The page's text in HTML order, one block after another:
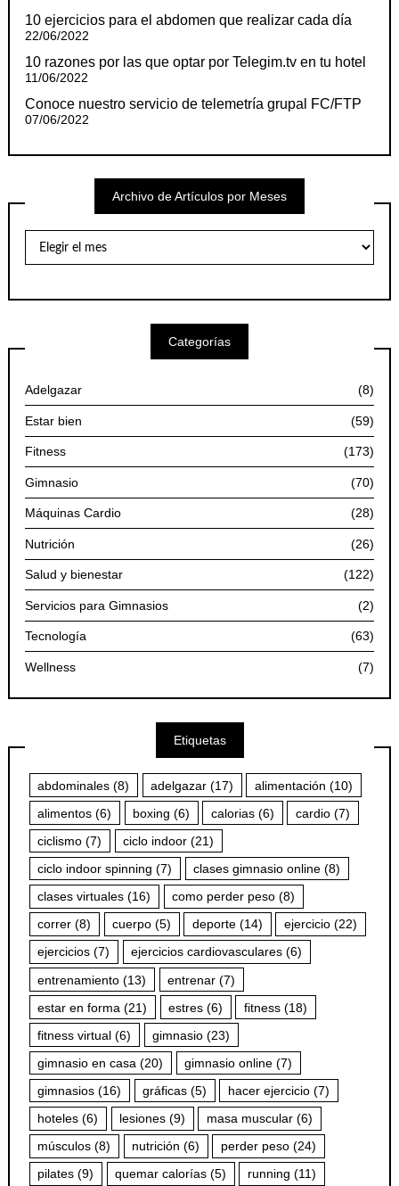
10 ejercicios para el abdomen que realizar cada día
22/06/2022
10 razones por las que optar por Telegim.tv en tu hotel
11/06/2022
Conoce nuestro servicio de telemetría grupal FC/FTP
07/06/2022
Archivo de Artículos por Meses
Artículos
Categorías
Adelgazar (8)
Estar bien (59)
Fitness (173)
Gimnasio (70)
Máquinas Cardio (28)
Nutrición (26)
Salud y bienestar (122)
Servicios para Gimnasios (2)
Tecnología (63)
Wellness (7)
Etiquetas
abdominales (8) adelgazar (17) alimentación (10)
alimentos (6) boxing (6) calorias (6) cardio (7)
ciclismo (7) ciclo indoor (21)
ciclo indoor spinning (7) clases gimnasio online (8)
clases virtuales (16) como perder peso (8)
correr (8) cuerpo (5) deporte (14) ejercicio (22)
ejercicios (7) ejercicios cardiovasculares (6)
entrenamiento (13) entrenar (7)
estar en forma (21) estres (6) fitness (18)
fitness virtual (6) gimnasio (23)
gimnasio en casa (20) gimnasio online (7)
gimnasios (16) gráficas (5) hacer ejercicio (7)
hoteles (6) lesiones (9) masa muscular (6)
músculos (8) nutrición (6) perder peso (24)
pilates (9) quemar calorías (5) running (11)